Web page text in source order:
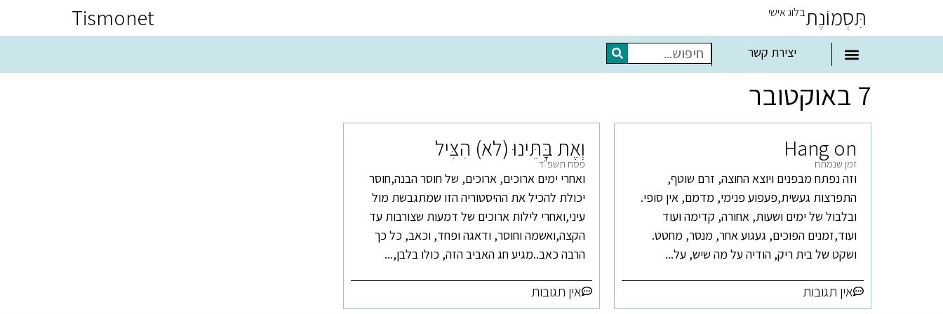
Tismonet תִּסְמוֹנֶתבלוג אישי
יצירת קשר
7 באוקטובר
Hang on
זמן שנמתח
וזה נפתח מבפנים ויוצא החוצה, זרם שוטף,
התפרצות געשית,פעפוע פנימי, מדמם, אין סופי.
ובלבול של ימים ושעות, אחורה, קדימה ועוד
ועוד,זמנים הפוכים, געגוע אחר, מנסר, מחטט.
ושקט של בית ריק, הודיה על מה שיש, על...
אין תגובות
וְאֶת בָּתֵּינוּ (לא) הִצִּיל
פסח תשפ"ד
ואחרי ימים ארוכים, ארוכים, של חוסר הבנה,חוסר
יכולת להכיל את ההיסטוריה הזו שמתגבשת מול
עיני,ואחרי לילות ארוכים של דמעות שצורבות עד
הקצה,ואשמה וחוסר, ודאגה ופחד, וכאב, כל כך
הרבה כאב..מגיע חג האביב הזה, כולו בלבן,...
אין תגובות